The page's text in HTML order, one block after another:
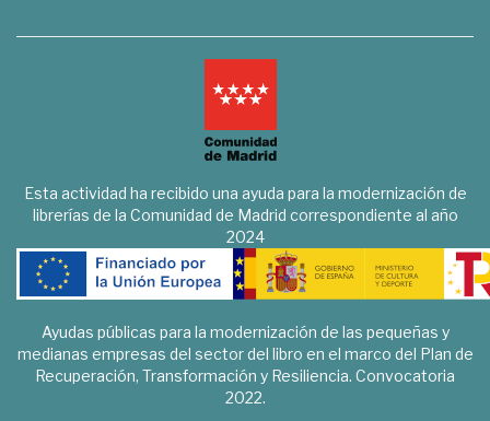
Esta actividad ha recibido una ayuda para la modernización de
librerías de la Comunidad de Madrid correspondiente al año
2024
Ayudas públicas para la modernización de las pequeñas y
medianas empresas del sector del libro en el marco del Plan de
Recuperación, Transformación y Resiliencia. Convocatoria
2022.